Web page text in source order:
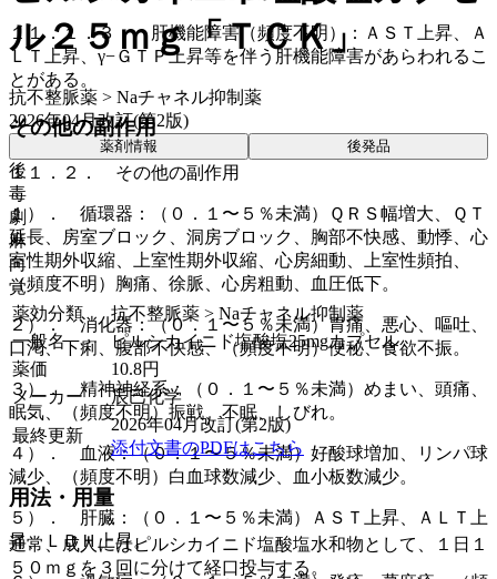
１１．１．３． 肝機能障害（頻度不明）：ＡＳＴ上昇、Ａ
ＬＴ上昇、γ−ＧＴＰ上昇等を伴う肝機能障害があらわれるこ
とがある。
その他の副作用
１１．２． その他の副作用
１）． 循環器：（０．１〜５％未満）ＱＲＳ幅増大、ＱＴ
延長、房室ブロック、洞房ブロック、胸部不快感、動悸、心
室性期外収縮、上室性期外収縮、心房細動、上室性頻拍、
（頻度不明）胸痛、徐脈、心房粗動、血圧低下。
２）． 消化器：（０．１〜５％未満）胃痛、悪心、嘔吐、
口渇、下痢、腹部不快感、（頻度不明）便秘、食欲不振。
３）． 精神神経系：（０．１〜５％未満）めまい、頭痛、
眠気、（頻度不明）振戦、不眠、しびれ。
４）． 血液：（０．１〜５％未満）好酸球増加、リンパ球
減少、（頻度不明）白血球数減少、血小板数減少。
５）． 肝臓：（０．１〜５％未満）ＡＳＴ上昇、ＡＬＴ上
昇、ＬＤＨ上昇。
ル２５ｍｇ「ＴＣＫ」
抗不整脈薬 > Naチャネル抑制薬
2026年04月改訂(第2版)
薬剤情報 後発品
後
毒
劇
麻
向
覚
薬効分類
抗不整脈薬 > Naチャネル抑制薬
一般名
ピルシカイニド塩酸塩25mgカプセル
薬価
10.8円
メーカー
辰巳化学
最終更新
2026年04月改訂(第2版)
添付文書のPDFはこちら
用法・用量
通常、成人にはピルシカイニド塩酸塩水和物として、１日１
５０ｍｇを３回に分けて経口投与する。